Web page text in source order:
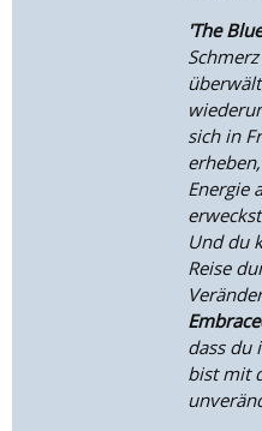
'The
sich in
Energie
Und du
Reise
dass du
bist mit